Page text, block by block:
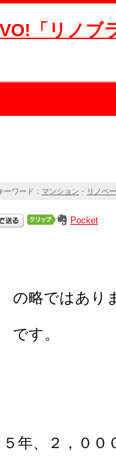
ーワード： マンション ・ リノベ
Pocket
の略ではあり
す。
年、２，０